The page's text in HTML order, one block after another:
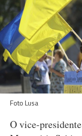
Foto Lusa
O vice-